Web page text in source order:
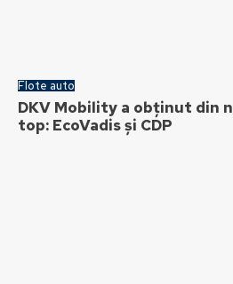
Flote auto
DKV Mobility a obținut din
top: EcoVadis și CDP